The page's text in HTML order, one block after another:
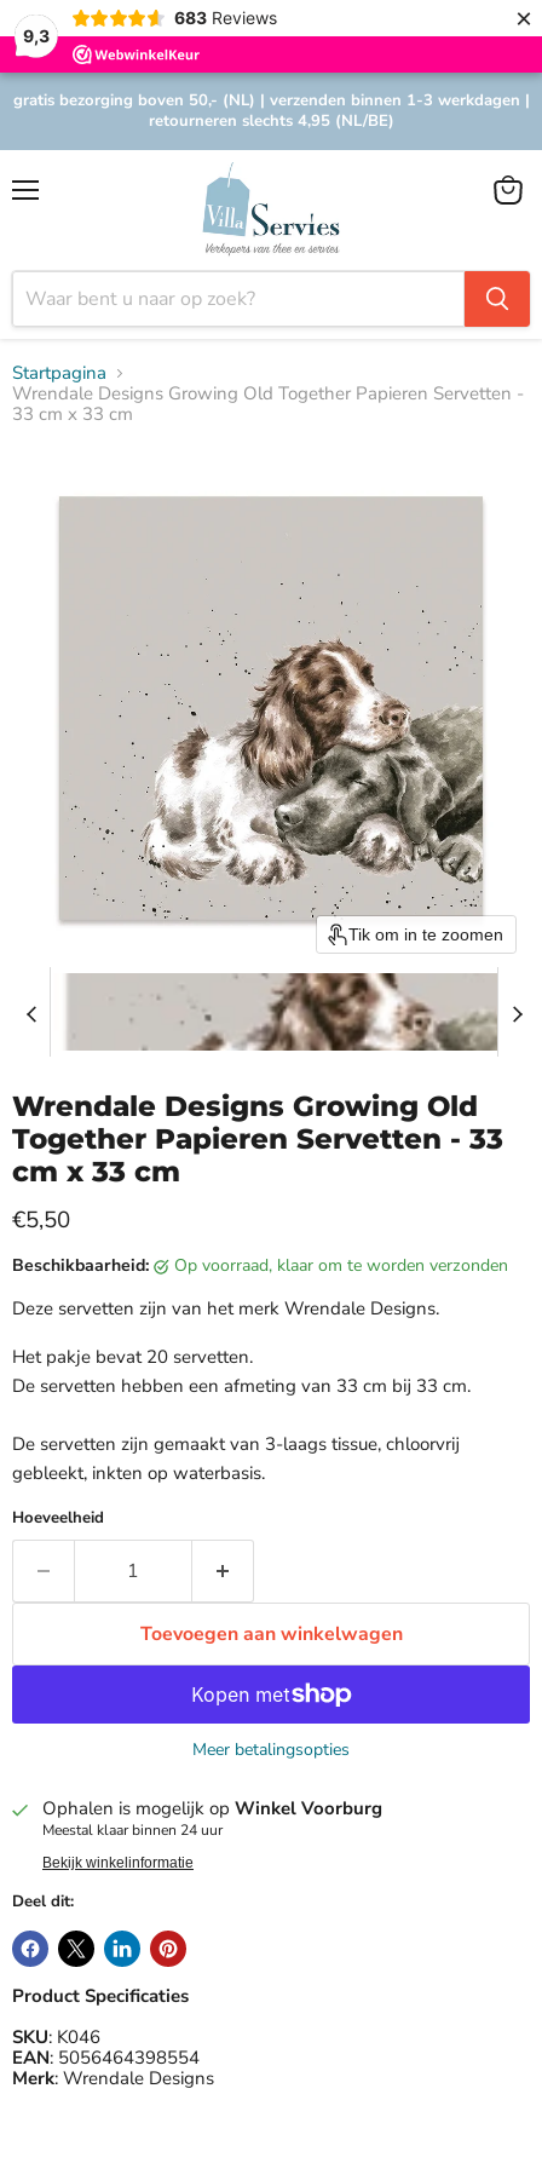
9,3
683 Reviews ×
gratis bezorging boven 50,- (NL) | verzenden binnen 1-3 werkdagen |
retourneren slechts 4,95 (NL/BE)
Startpagina
Wrendale Designs Growing Old Together Papieren Servetten -
33 cm x 33 cm
Tik om in te zoomen
Wrendale Designs Growing Old
Together Papieren Servetten - 33
cm x 33 cm
Huidige prijs
€5,50
Beschikbaarheid: op voorraad, klaar om te worden verzonden
Deze servetten zijn van het merk Wrendale Designs.
Het pakje bevat 20 servetten.
De servetten hebben een afmeting van 33 cm bij 33 cm.
De servetten zijn gemaakt van 3-laags tissue, chloorvrij
gebleekt, inkten op waterbasis.
Hoeveelheid
Toevoegen aan winkelwagen
Meer betalingsopties
Ophalen is mogelijk op Winkel Voorburg
Meestal klaar binnen 24 uur
Bekijk winkelinformatie
Deel dit:
Product Specificaties
SKU: K046
EAN: 5056464398554
Merk: Wrendale Designs